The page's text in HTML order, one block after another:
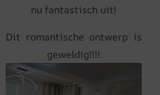
nu fantastisch uit!
Dit romantische ontwerp is
geweldig!!!!